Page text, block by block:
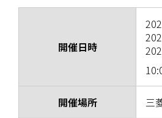
開催日時
開催場所 三